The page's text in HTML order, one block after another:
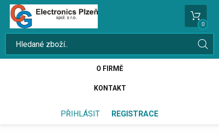
0
O FIRMĚ
KONTAKT
PŘIHLÁSIT REGISTRACE